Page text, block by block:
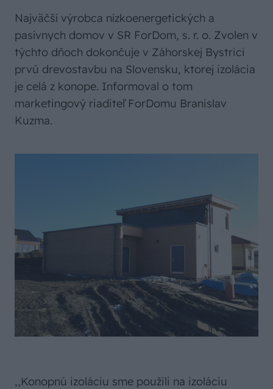
Najväčší výrobca nízkoenergetických a
pasívnych domov v SR ForDom, s. r. o. Zvolen v
týchto dňoch dokončuje v Záhorskej Bystrici
prvú drevostavbu na Slovensku, ktorej izolácia
je celá z konope. Informoval o tom
marketingový riaditeľ ForDomu Branislav
Kuzma.
,,Konopnú izoláciu sme použili na izoláciu